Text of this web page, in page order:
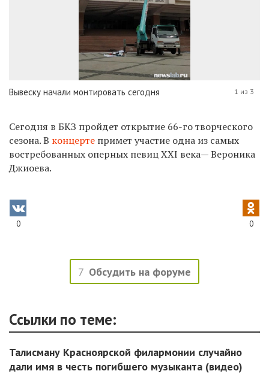
Вывеску начали монтировать сегодня 1 из 3
Сегодня в БКЗ пройдет открытие 66-го творческого
сезона. В концерте примет участие одна из самых
востребованных оперных певиц XXI века— Вероника
Джиоева.
0 0
7 Обсудить на форуме
Ссылки по теме:
Талисману Красноярской филармонии случайно
дали имя в честь погибшего музыканта (видео)